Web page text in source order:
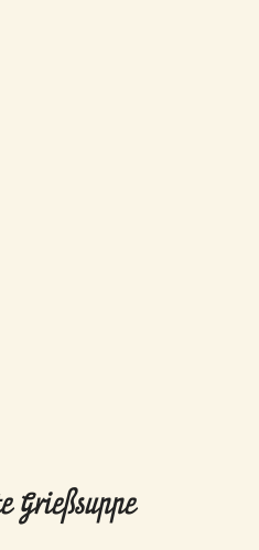
Grießsuppe